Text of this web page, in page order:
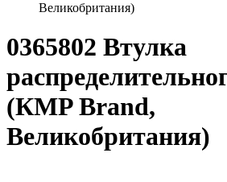
Великобритания)
0365802 Втулка
(КMP Brand,
Великобритания)